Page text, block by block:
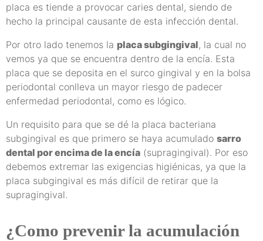
placa es tiende a provocar caries dental, siendo de
hecho la principal causante de esta infección dental.
Por otro lado tenemos la placa subgingival, la cual no
vemos ya que se encuentra dentro de la encía. Esta
placa que se deposita en el surco gingival y en la bolsa
periodontal conlleva un mayor riesgo de padecer
enfermedad periodontal, como es lógico.
Un requisito para que se dé la placa bacteriana
subgingival es que primero se haya acumulado sarro
dental por encima de la encía (supragingival). Por eso
debemos extremar las exigencias higiénicas, ya que la
placa subgingival es más difícil de retirar que la
supragingival.
¿Como prevenir la acumulación